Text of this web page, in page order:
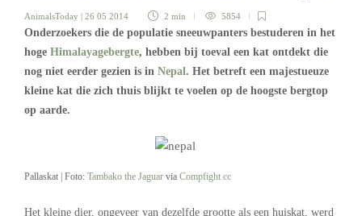
AnimalsToday | 26 05 2014 2 min 5854
Onderzoekers die de populatie sneeuwpanters bestuderen in het
hoge Himalayagebergte, hebben bij toeval een kat ontdekt die
nog niet eerder gezien is in Nepal. Het betreft een majestueuze
kleine kat die zich thuis blijkt te voelen op de hoogste bergtop
op aarde.
Pallaskat | Foto: Tambako the Jaguar via Compfight cc
Het kleine dier, ongeveer van dezelfde grootte als een huiskat, werd